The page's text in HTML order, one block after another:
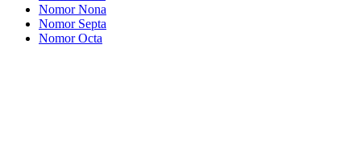
Nomor Nona
Nomor Septa
Nomor Octa